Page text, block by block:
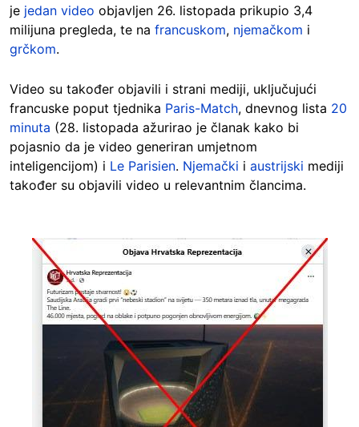
je jedan video objavljen 26. listopada prikupio 3,4
milijuna pregleda, te na francuskom, njemačkom i
grčkom.
Video su također objavili i strani mediji, uključujući
francuske poput tjednika Paris-Match, dnevnog lista 20
minuta (28. listopada ažurirao je članak kako bi
pojasnio da je video generiran umjetnom
inteligencijom) i Le Parisien. Njemački i austrijski mediji
također su objavili video u relevantnim člancima.
Image